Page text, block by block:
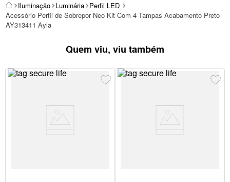
Iluminação Luminária Perfil LED
Acessório Perfil de Sobrepor Neo Kit Com 4 Tampas Acabamento Preto
AY313411 Ayla
Quem viu, viu também